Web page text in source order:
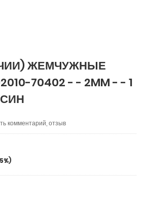
ЖЕМЧУЖНЫЕ
70402 - - 2MM - - 1
комментарий, отзыв